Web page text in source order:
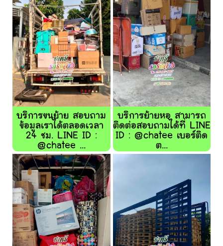
บริการขนย้าย สอบถาม
ข้อมูลเราได้ตลอดเวลา
24 ชม. LINE ID :
@chatee ...
บริการย้ายหอ สามารถ
ติดต่อสอบถามได้ที่ LINE
ID : @chatee เบอร์ติด
ต...